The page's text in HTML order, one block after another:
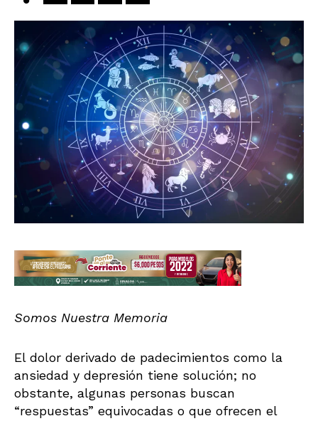
Somos Nuestra Memoria
El dolor derivado de padecimientos como la
ansiedad y depresión tiene solución; no
obstante, algunas personas buscan
“respuestas” equivocadas o que ofrecen el